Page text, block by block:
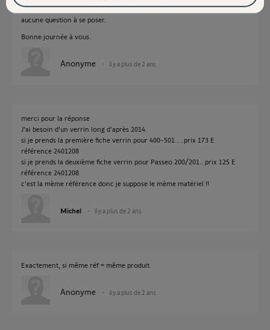
En dehors du fait qu'il est court ou long de <2014 ou >2014, il n'y a
aucune question à se poser.
Bonne journée à vous.
Anonyme il y a plus de 2 ans
merci pour la réponse
J'ai besoin d'un verrin long d'après 2014.
si je prends la première fiche verrin pour 400-501.....prix 173 E
référence 2401208
si je prends la deuxième fiche verrin pour Passeo 200/201...prix 125 E
référence 2401208
c'est la mème référence donc je suppose le mème matériel !!
Michel il y a plus de 2 ans
Exactement, si même réf = même produit.
Anonyme il y a plus de 2 ans